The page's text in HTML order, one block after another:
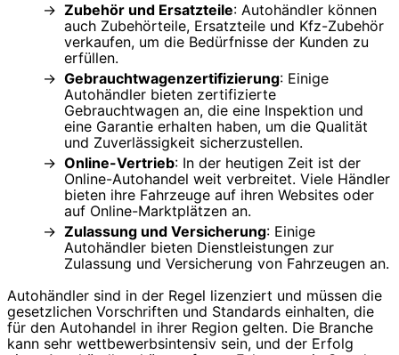
Zubehör und Ersatzteile: Autohändler können
auch Zubehörteile, Ersatzteile und Kfz-Zubehör
verkaufen, um die Bedürfnisse der Kunden zu
erfüllen.
Gebrauchtwagenzertifizierung: Einige
Autohändler bieten zertifizierte
Gebrauchtwagen an, die eine Inspektion und
eine Garantie erhalten haben, um die Qualität
und Zuverlässigkeit sicherzustellen.
Online-Vertrieb: In der heutigen Zeit ist der
Online-Autohandel weit verbreitet. Viele Händler
bieten ihre Fahrzeuge auf ihren Websites oder
auf Online-Marktplätzen an.
Zulassung und Versicherung: Einige
Autohändler bieten Dienstleistungen zur
Zulassung und Versicherung von Fahrzeugen an.
Autohändler sind in der Regel lizenziert und müssen die
gesetzlichen Vorschriften und Standards einhalten, die
für den Autohandel in ihrer Region gelten. Die Branche
kann sehr wettbewerbsintensiv sein, und der Erfolg